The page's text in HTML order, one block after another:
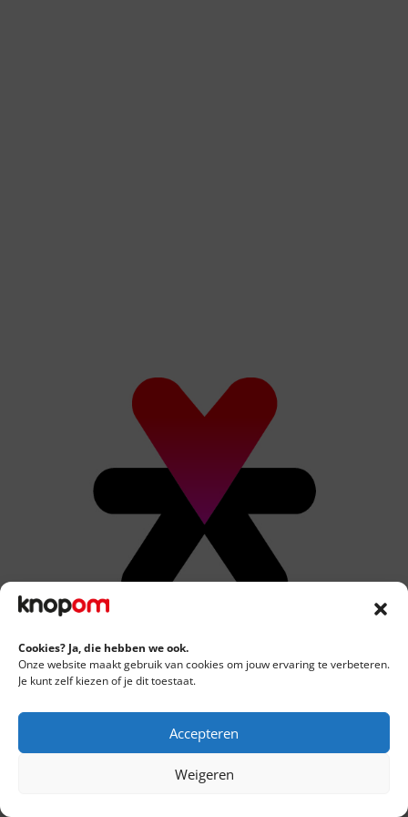
Cookies? Ja, die hebben we ook.
Onze website maakt gebruik van cookies om jouw ervaring te verbeteren.
Je kunt zelf kiezen of je dit toestaat.
Accepteren
Weigeren